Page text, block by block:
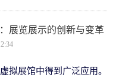
展览展示的创新与变革
拟展馆中得到广泛应用。